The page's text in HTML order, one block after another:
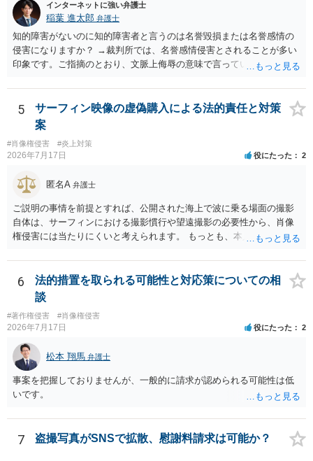
等は別として、一般的なレイアウトや配色、依頼者から提供された素
材を希望に沿って配置した部分には、通常、著作物性は認められにく
いと考えられます。仮に具体的な画面構成の一部に創作性が認められ
ても、その権利は当該部分に限られ、ご相談者の写真や文章等を制作
実績として掲載する権限まで当然に生じるものではありません。 もっ
の同意があれば別です。また、単に制作を担当した事実を記載した
り、公開中のサイトへリンクしたりする行為まで当然に禁止できると
は限りません。 人物写真については、通常のSNSへの無断掲載と同
様、掲載目的、態様、必要性、本人の特定可能性等から判断されま
す。営業目的であり、本人も掲載を拒否していることは、違法性を認
める方向の事情となりますが、自動的に肖像権侵害となるわけではあ
りません。 まず、見積書、メール、チャット、デザイナーの利用規約
を確認したうえで、「提供素材及びこれを含む画面の複製・SNS掲載
を許諾しない」と書面で明確に通知することをお勧めします。すでに
掲載された場合は、URL、掲載日時、画面を保存してから削除を求め
てください。
インターネットに強い弁護士
稲葉 進太郎 弁護士
知的障害がないのに知的障害者と言うのは名誉毀損または名誉感情の
侵害になりますか？ →裁判所では、名誉感情侵害とされることが多い
印象です。ご指摘のとおり、文脈上侮辱の意味で言っている点も加味
5
サーフィン映像の虚偽購入による法的責任と対策
案
#肖像権侵害 #炎上対策
2026年7月17日 役にたった 2
匿名A 弁護士
ご説明の事情を前提とすれば、公開された海上で波に乗る場面の撮影
自体は、サーフィンにおける撮影慣行や望遠撮影の必要性から、肖像
権侵害には当たりにくいと考えられます。 もっとも、本人の同意前に
です。低解像度化や透かしだけでは十分とは限らず、事前同意を取得
する、第三者が識別できない程度に加工する、又は本人のアカウント
内だけで表示する方法を検討すべきです。 なりすまし購入・転売が行
われた場合、御社の責任が当然に生じるわけではありません。しか
し、自己申告だけで購入でき、自社が照合不一致を検出しても販売を
止めていない現行の運用では、予測可能な不正への対策を怠ったとし
て、撮影された本人に対する損害賠償責任が認められる可能性があり
ます。 検討中の対策は、いずれも過剰ではなく、必要な方向性です。
ただし、それだけで十分とはいえません。ゲスト購入の廃止は購入者
の追跡には役立ちますが、その人が被写体本人であることまでは確認
できません。照合不一致時の販売保留・手動レビューは特に重要で
す。セッションの遡及作成は、検知するだけでなく、原則として販売
保留又は追加確認の対象とすべきです。フォレンジック透かしは転売
者の特定や抑止には有効ですが、不正購入や同意前の公開自体を防ぐ
6
法的措置を取られる可能性と対応策についての相
談
#著作権侵害 #肖像権侵害
2026年7月17日 役にたった 2
松本 翔馬 弁護士
事案を把握しておりませんが、一般的に請求が認められる可能性は低
いです。
7 盗撮写真がSNSで拡散、慰謝料請求は可能か？